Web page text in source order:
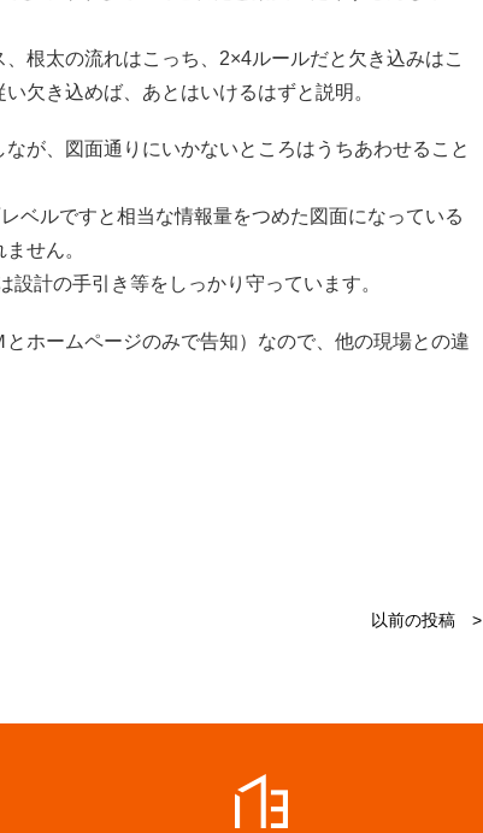
根太の流れはこっち、2×4ルールだと欠き込みはこ
欠き込めば、あとはいけるはずと説明。
が、図面通りにいかないところはうちあわせること
ベルですと相当な情報量をつめた図面になっている
せん。
計の手引き等をしっかり守っています。
ホームページのみで告知）なので、他の現場との違
以前の投稿 >